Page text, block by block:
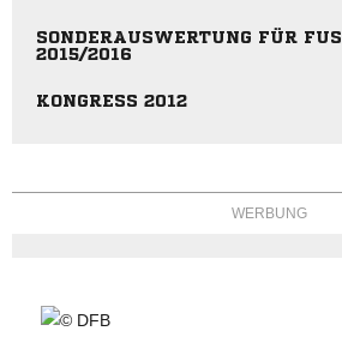
SONDERAUSWERTUNG FÜR
015/2016
KONGRESS 2012